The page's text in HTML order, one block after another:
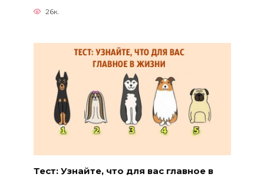
26к.
Тест: Узнайте, что для вас главное в